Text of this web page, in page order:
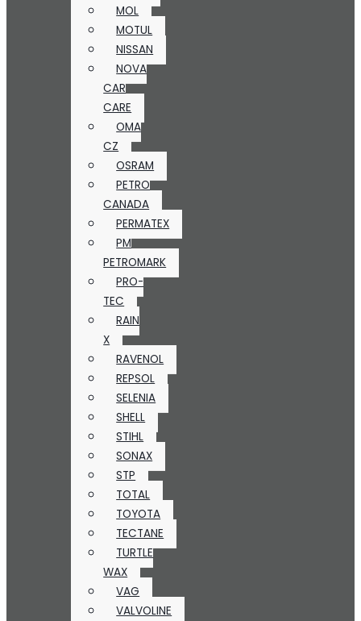
MOL
MOTUL
NISSAN
NOVA
CAR
CARE
OMA
CZ
OSRAM
PETRO
CANADA
PERMATEX
PM
PETROMARK
PRO-
TEC
RAIN
X
RAVENOL
REPSOL
SELENIA
SHELL
STIHL
SONAX
STP
TOTAL
TOYOTA
TECTANE
TURTLE
WAX
VAG
VALVOLINE